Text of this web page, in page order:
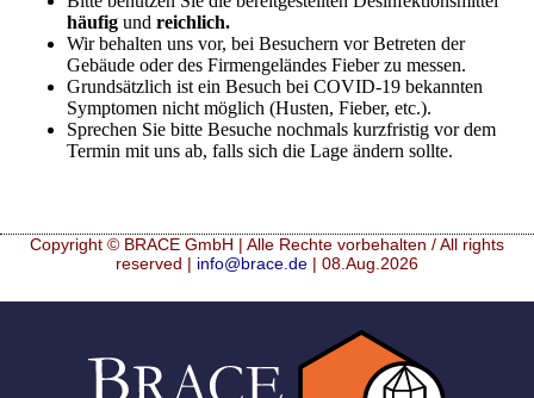
häufig und reichlich.
Wir behalten uns vor, bei Besuchern vor Betreten der
Gebäude oder des Firmengeländes Fieber zu messen.
Grundsätzlich ist ein Besuch bei COVID-19 bekannten
Symptomen nicht möglich (Husten, Fieber, etc.).
Sprechen Sie bitte Besuche nochmals kurzfristig vor dem
Termin mit uns ab, falls sich die Lage ändern sollte.
Copyright © BRACE GmbH | Alle Rechte vorbehalten / All rights
reserved | info@brace.de | 08.Aug.2026